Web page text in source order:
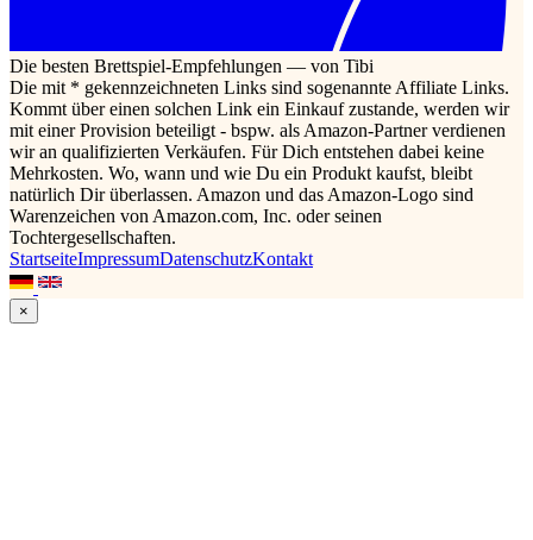
Die besten Brettspiel-Empfehlungen — von Tibi
Die mit * gekennzeichneten Links sind sogenannte Affiliate Links.
Kommt über einen solchen Link ein Einkauf zustande, werden wir
mit einer Provision beteiligt - bspw. als Amazon-Partner verdienen
wir an qualifizierten Verkäufen. Für Dich entstehen dabei keine
Mehrkosten. Wo, wann und wie Du ein Produkt kaufst, bleibt
natürlich Dir überlassen. Amazon und das Amazon-Logo sind
Warenzeichen von Amazon.com, Inc. oder seinen
Tochtergesellschaften.
StartseiteImpressumDatenschutzKontakt
×